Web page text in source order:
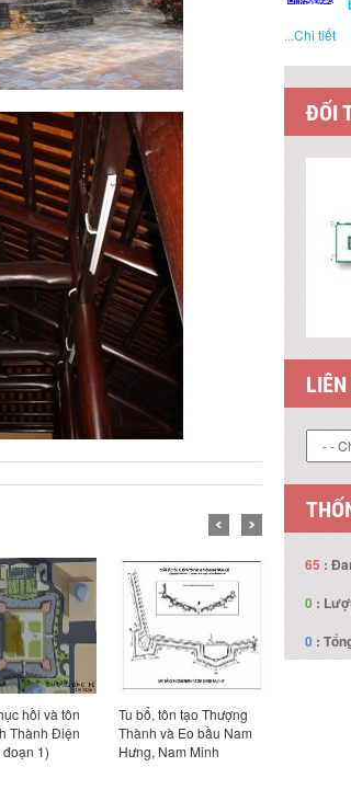
hồi và tôn
Thành Điện
1)
Tu bổ, tôn tạo Thượng
Thành và Eo bầu Nam
Hưng, Nam Minh
...Chi tiết
ĐỐI
65 :
0 :
0 :